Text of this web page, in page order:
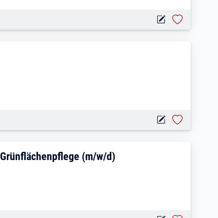
(m/w/d)
Grünflächenpflege
(m/w/d)